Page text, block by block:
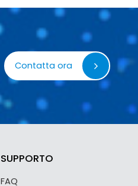
Contatta ora
SUPPORTO
FAQ